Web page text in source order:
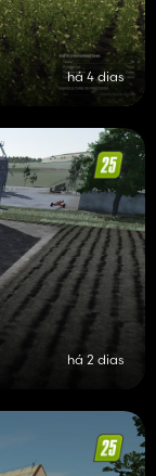
há 4 dias
há 2 dias